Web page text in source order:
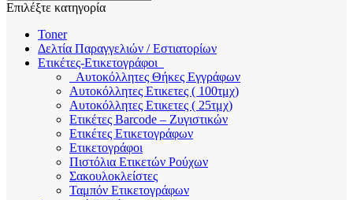
Επιλέξτε κατηγορία
Toner
Δελτία Παραγγελιών / Εστιατορίων
Ετικέτες-Ετικετογράφοι
Αυτοκόλλητες Θήκες Εγγράφων
Αυτοκόλλητες Ετικετες ( 100τμχ)
Αυτοκόλλητες Ετικετες ( 25τμχ)
Ετικέτες Barcode – Ζυγιστικών
Ετικέτες Ετικετογράφων
Ετικετογράφοι
Πιστόλια Ετικετών Ρούχων
Σακουλοκλείστες
Ταμπόν Ετικετογράφων